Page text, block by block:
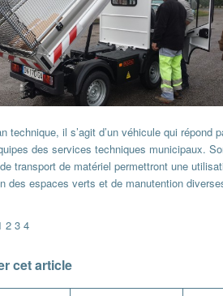
technique, il s’agit d’un véhicule qui répond
des services techniques municipaux.
transport de matériel permettront une
des espaces verts et de manutention
2 3 4
cet article